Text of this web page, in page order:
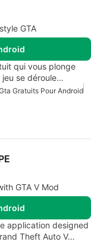
GTA
qui vous plonge
jeu se déroule…
Gratuits Pour Android
GTA V Mod
application designed
Theft Auto V…